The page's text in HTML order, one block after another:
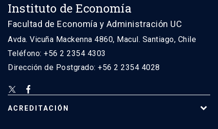
Instituto de Economía
Facultad de Economía y Administración UC
Avda. Vicuña Mackenna 4860, Macul. Santiago, Chile
Teléfono: +56 2 2354 4303
Dirección de Postgrado: +56 2 2354 4028
ACREDITACIÓN